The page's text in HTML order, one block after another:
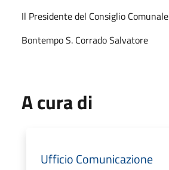
Il Presidente del Consiglio Comunale
Bontempo S. Corrado Salvatore
A cura di
Ufficio Comunicazione